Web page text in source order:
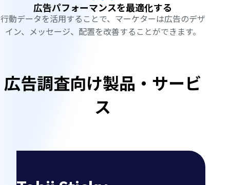
広告パフォーマンスを最適化する
行動データを活用することで、マーケターは広告のデザ
イン、メッセージ、配置を改善することができます。
広告調査向け製品・サービ
ス